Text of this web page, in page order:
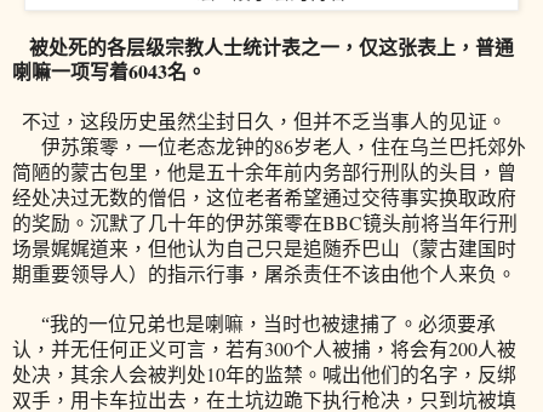
被处死的各层级宗教人士统计表之一，仅这张表上，普通
喇嘛一项写着6043名。
不过，这段历史虽然尘封日久，但并不乏当事人的见证。
伊苏策零，一位老态龙钟的86岁老人，住在乌兰巴托郊外
简陋的蒙古包里，他是五十余年前内务部行刑队的头目，曾
经处决过无数的僧侣，这位老者希望通过交待事实换取政府
的奖励。沉默了几十年的伊苏策零在BBC镜头前将当年行刑
场景娓娓道来，但他认为自己只是追随乔巴山（蒙古建国时
期重要领导人）的指示行事，屠杀责任不该由他个人来负。
“我的一位兄弟也是喇嘛，当时也被逮捕了。必须要承
认，并无任何正义可言，若有300个人被捕，将会有200人被
处决，其余人会被判处10年的监禁。喊出他们的名字，反绑
双手，用卡车拉出去，在土坑边跪下执行枪决，只到坑被填